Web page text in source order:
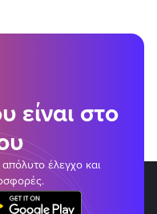
είναι στο
έλεγχο και